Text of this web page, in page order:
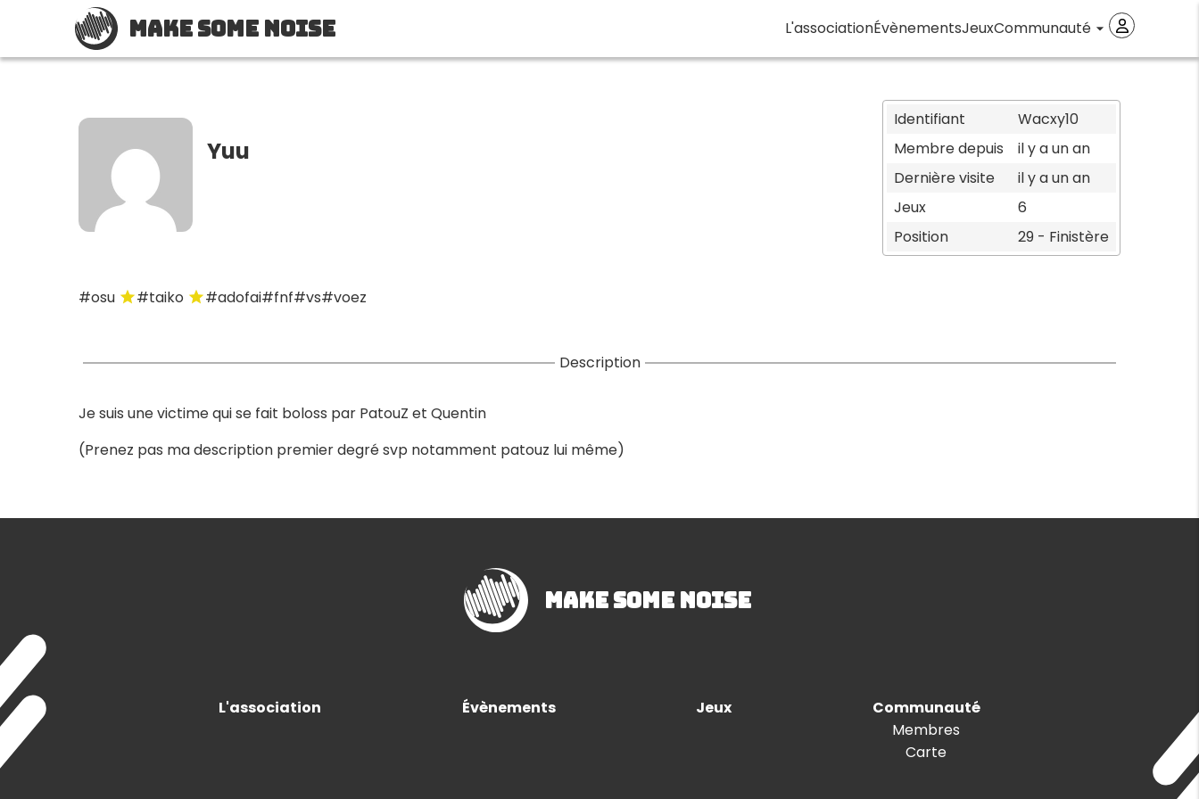
Make Some Noise L'associationÉvènementsJeuxCommunauté arrow_drop_down
Yuu
Identifiant
Wacxy10
Membre depuis
il y a un an
Dernière visite
il y a un an
Jeux
6
Position
29 - Finistère
#osu star#taiko star#adofai#fnf#vs#voez
Description
Je suis une victime qui se fait boloss par PatouZ et Quentin
(Prenez pas ma description premier degré svp notamment patouz lui même)
Make Some Noise
L'association Évènements Jeux
Communauté
Membres
Carte